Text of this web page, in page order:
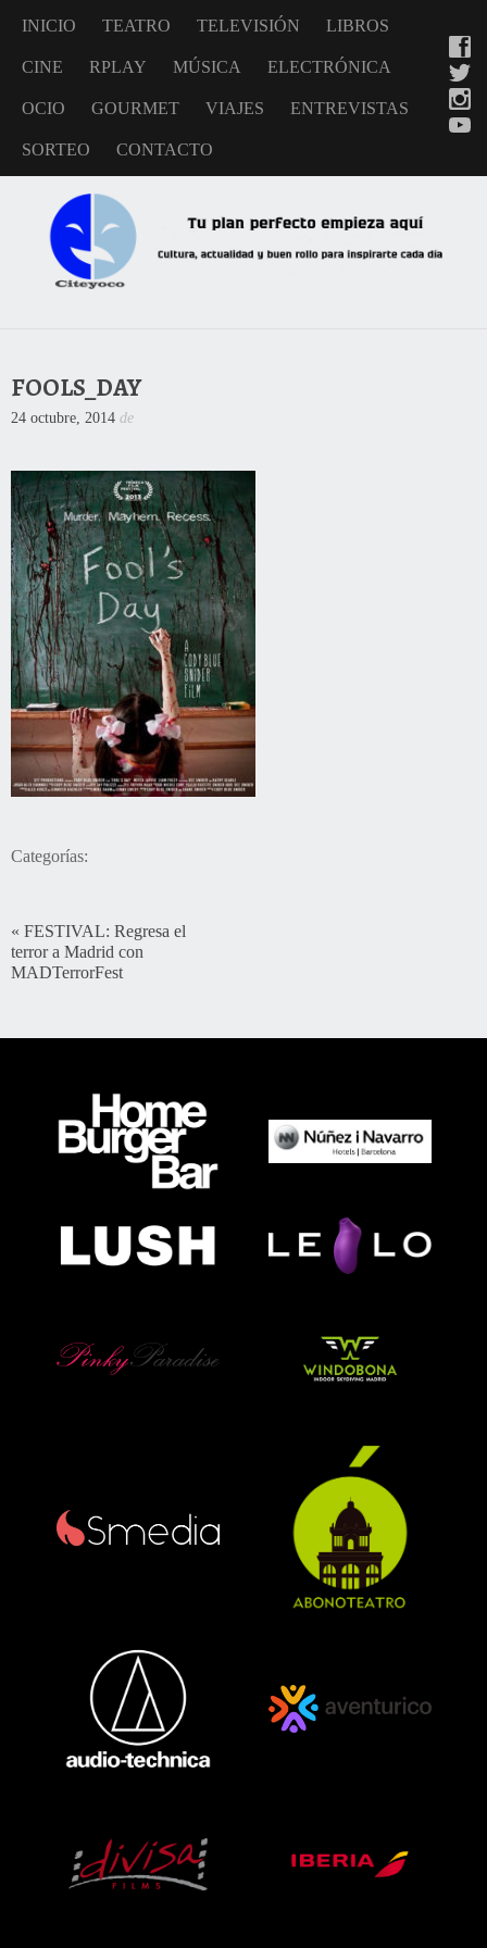
INICIO TEATRO TELEVISIÓN LIBROS
CINE RPLAY MÚSICA ELECTRÓNICA
OCIO GOURMET VIAJES ENTREVISTAS
SORTEO CONTACTO
FOOLS_DAY
24 octubre, 2014 de
Categorías:
« FESTIVAL: Regresa el
terror a Madrid con
MADTerrorFest